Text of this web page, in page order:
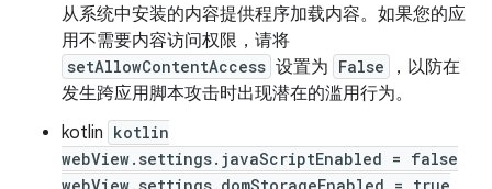
从系统中安装的内容提供程序加载内容。如果您的应
用不需要内容访问权限，请将
setAllowContentAccess 设置为 False
，以防在
发生跨应用脚本攻击时出现潜在的滥用行为。
kotlin kotlin
webView.settings.javaScriptEnabled = false